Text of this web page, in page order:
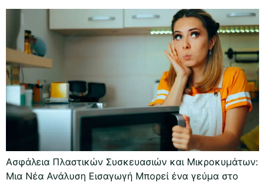
Ασφάλεια Πλαστικών Συσκευασιών και Μικροκυμάτων:
Μια Νέα Ανάλυση Εισαγωγή Μπορεί ένα γεύμα στο